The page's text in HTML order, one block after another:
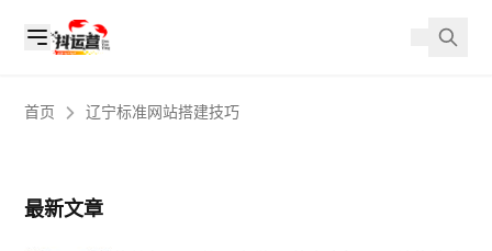
首页 辽宁标准网站搭建技巧
最新文章